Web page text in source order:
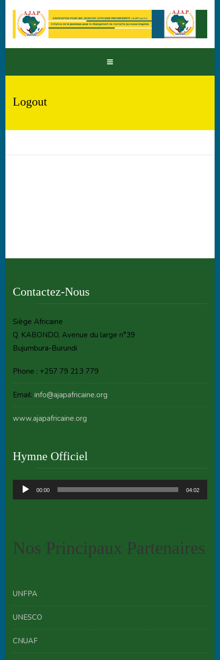
Logout
Contactez-Nous
Siège Africaine
Q. KABONDO, Avenue du large n°39
Bujumbura-Burundi
Phone : +257 79 213 779
Email:info@ajapafricaine.org
www.ajapafricaine.org
Hymne Officiel
Audio
Player
00:00 04:02
Nos Principaux Partenaires
UNFPA
UNESCO
CNUAF